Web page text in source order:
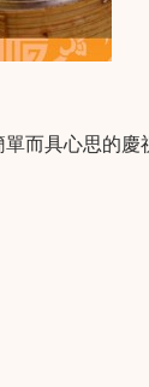
而具心思的